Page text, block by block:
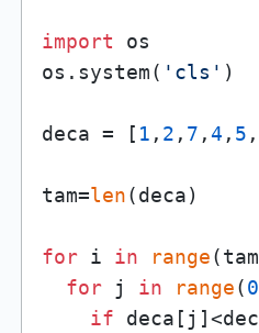
import os
os.system( 'cls' )
deca = [ 1 , 2 , 7 ,4 , 5 ,
tam=len(deca)
for i in range
for j in range(0
if